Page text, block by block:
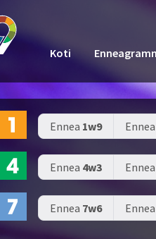
Koti
Ennea 1w9 Ennea
Ennea 4w3 Ennea
Ennea 7w6 Ennea